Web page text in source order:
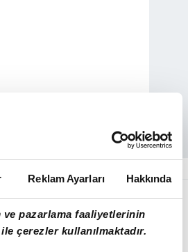
Reklam Ayarları Hakkında
pazarlama faaliyetlerinin
çerezler kullanılmaktadır.